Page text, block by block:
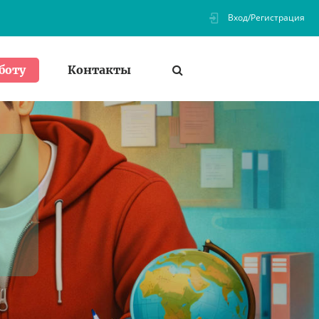
Вход/Регистрация
Контакты